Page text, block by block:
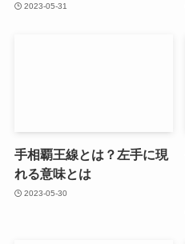
2023-05-31
手相覇王線とは？左手に現
れる意味とは
2023-05-30